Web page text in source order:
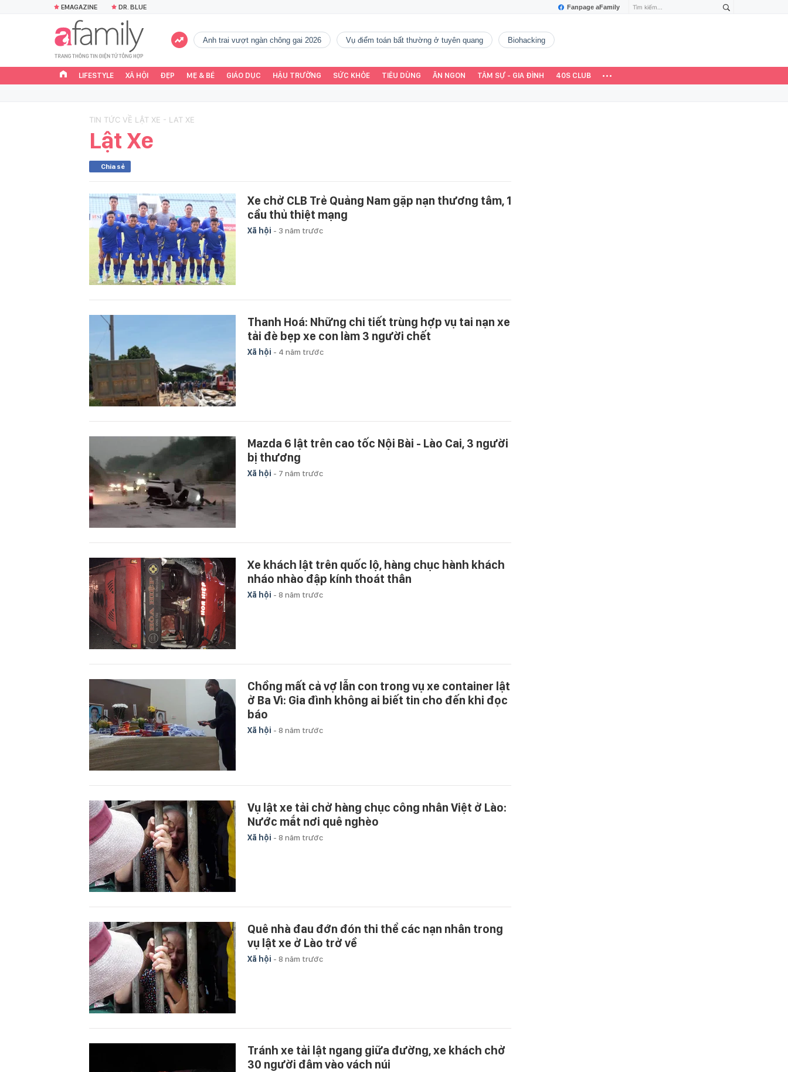
Fanpage aFamily
EMAGAZINE DR. BLUE
Anh trai vượt ngàn chông gai 2026 vụ điểm toán bất thường ở tuyên quang Biohacking
LIFESTYLE XÃ HỘI ĐẸP MẸ & BÉ GIÁO DỤC HẬU TRƯỜNG SỨC KHỎE TIÊU DÙNG ĂN NGON TÂM SỰ - GIA ĐÌNH 40S CLUB
TIN TỨC VỀ LẬT XE - LAT XE
Lật Xe
Chia sẻ
Xe chở CLB Trẻ Quảng Nam gặp nạn thương tâm, 1
cầu thủ thiệt mạng
Xã hội - 3 năm trước
Thanh Hoá: Những chi tiết trùng hợp vụ tai nạn xe
tải đè bẹp xe con làm 3 người chết
Xã hội - 4 năm trước
Mazda 6 lật trên cao tốc Nội Bài - Lào Cai, 3 người
bị thương
Xã hội - 7 năm trước
Xe khách lật trên quốc lộ, hàng chục hành khách
nháo nhào đập kính thoát thân
Xã hội - 8 năm trước
Chồng mất cả vợ lẫn con trong vụ xe container lật
ở Ba Vì: Gia đình không ai biết tin cho đến khi đọc
báo
Xã hội - 8 năm trước
Vụ lật xe tải chở hàng chục công nhân Việt ở Lào:
Nước mắt nơi quê nghèo
Xã hội - 8 năm trước
Quê nhà đau đớn đón thi thể các nạn nhân trong
vụ lật xe ở Lào trở về
Xã hội - 8 năm trước
Tránh xe tải lật ngang giữa đường, xe khách chở
30 người đâm vào vách núi